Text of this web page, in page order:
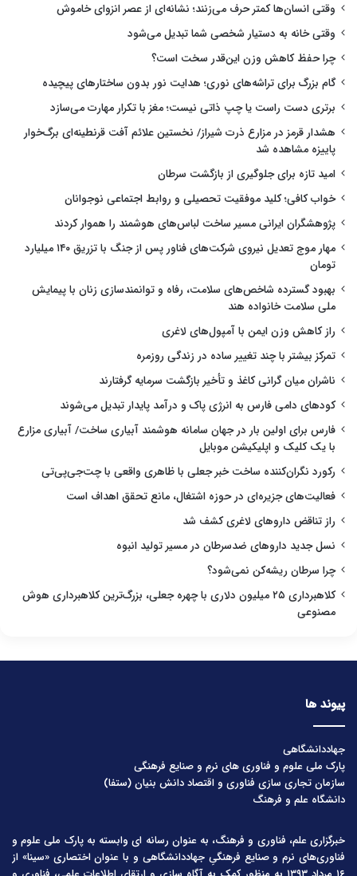
وقتی انسان‌ها کمتر حرف می‌زنند؛ نشانه‌ای از عصر انزوای خاموش
وقتی خانه به دستیار شخصی شما تبدیل می‌شود
چرا حفظ کاهش وزن این‌قدر سخت است؟
گام بزرگ برای تراشه‌های نوری؛ هدایت نور بدون ساختارهای پیچیده
برتری دست راست یا چپ ذاتی نیست؛ مغز با تکرار مهارت می‌سازد
هشدار قرمز در مزارع ذرت شیراز/ نخستین علائم آفت قرنطینه‌ای برگ‌خوار
پاییزه مشاهده شد
امید تازه برای جلوگیری از بازگشت سرطان
خواب کافی؛ کلید موفقیت تحصیلی و روابط اجتماعی نوجوانان
پژوهشگران ایرانی مسیر ساخت لباس‌های هوشمند را هموار کردند
مهار موج تعدیل نیروی شرکت‌های فناور پس از جنگ با تزریق ۱۴۰ میلیارد
تومان
بهبود گسترده شاخص‌های سلامت، رفاه و توانمندسازی زنان با پیمایش
ملی سلامت خانواده هند
راز کاهش وزن ایمن با آمپول‌های لاغری
تمرکز بیشتر با چند تغییر ساده در زندگی روزمره
ناشران میان گرانی کاغذ و تأخیر بازگشت سرمایه گرفتارند
کودهای دامی فارس به انرژی پاک و درآمد پایدار تبدیل می‌شوند
فارس برای اولین بار در جهان سامانه هوشمند آبیاری ساخت/ آبیاری مزارع
با یک کلیک و اپلیکیشن موبایل
رکورد نگران‌کننده ساخت خبر جعلی با ظاهری واقعی با چت‌جی‌پی‌تی
فعالیت‌های جزیره‌ای در حوزه اشتغال، مانع تحقق اهداف است
راز تناقض داروهای لاغری کشف شد
نسل جدید داروهای ضدسرطان در مسیر تولید انبوه
چرا سرطان ریشه‌کن نمی‌شود؟
کلاهبرداری ۲۵ میلیون دلاری با چهره جعلی، بزرگ‌ترین کلاهبرداری هوش
مصنوعی
پیوند ها
جهاددانشگاهی
پارک ملی علوم و فناوری های نرم و صنایع فرهنگی
سازمان تجاری سازی فناوری و اقتصاد دانش بنیان (ستفا)
دانشگاه علم و فرهنگ
خبرگزاری علم، فناوری و فرهنگ، به عنوان رسانه ای وابسته به پارک ملی علوم و
فناوری‌های نرم و صنایع فرهنگیِ جهاددانشگاهی و با عنوان اختصاری «سینا» از